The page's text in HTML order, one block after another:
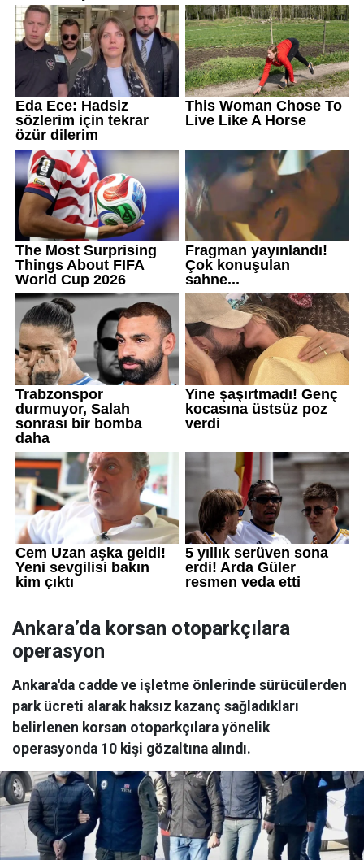
Ankara’da korsan otoparkçılara
operasyon
Ankara'da cadde ve işletme önlerinde sürücülerden
park ücreti alarak haksız kazanç sağladıkları
belirlenen korsan otoparkçılara yönelik
operasyonda 10 kişi gözaltına alındı.